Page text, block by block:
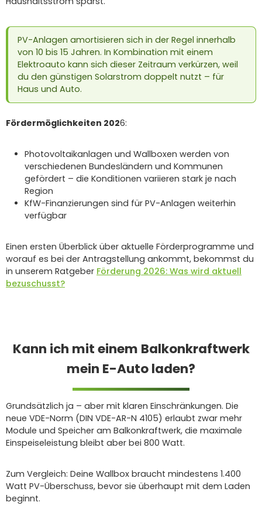
PV-Anlagen amortisieren sich in der Regel innerhalb
von 10 bis 15 Jahren. In Kombination mit einem
Elektroauto kann sich dieser Zeitraum verkürzen, weil
du den günstigen Solarstrom doppelt nutzt – für
Haus und Auto.
Fördermöglichkeiten 2026:
Photovoltaikanlagen und Wallboxen werden von
verschiedenen Bundesländern und Kommunen
gefördert – die Konditionen variieren stark je nach
Region
KfW-Finanzierungen sind für PV-Anlagen weiterhin
verfügbar
Einen ersten Überblick über aktuelle Förderprogramme und
worauf es bei der Antragstellung ankommt, bekommst du
in unserem Ratgeber Förderung 2026: Was wird aktuell
bezuschusst?
Kann ich mit einem Balkonkraftwerk
mein E-Auto laden?
Grundsätzlich ja – aber mit klaren Einschränkungen. Die
neue VDE-Norm (DIN VDE-AR-N 4105) erlaubt zwar mehr
Module und Speicher am Balkonkraftwerk, die maximale
Einspeiseleistung bleibt aber bei 800 Watt.
Zum Vergleich: Deine Wallbox braucht mindestens 1.400
Watt PV-Überschuss, bevor sie überhaupt mit dem Laden
beginnt.